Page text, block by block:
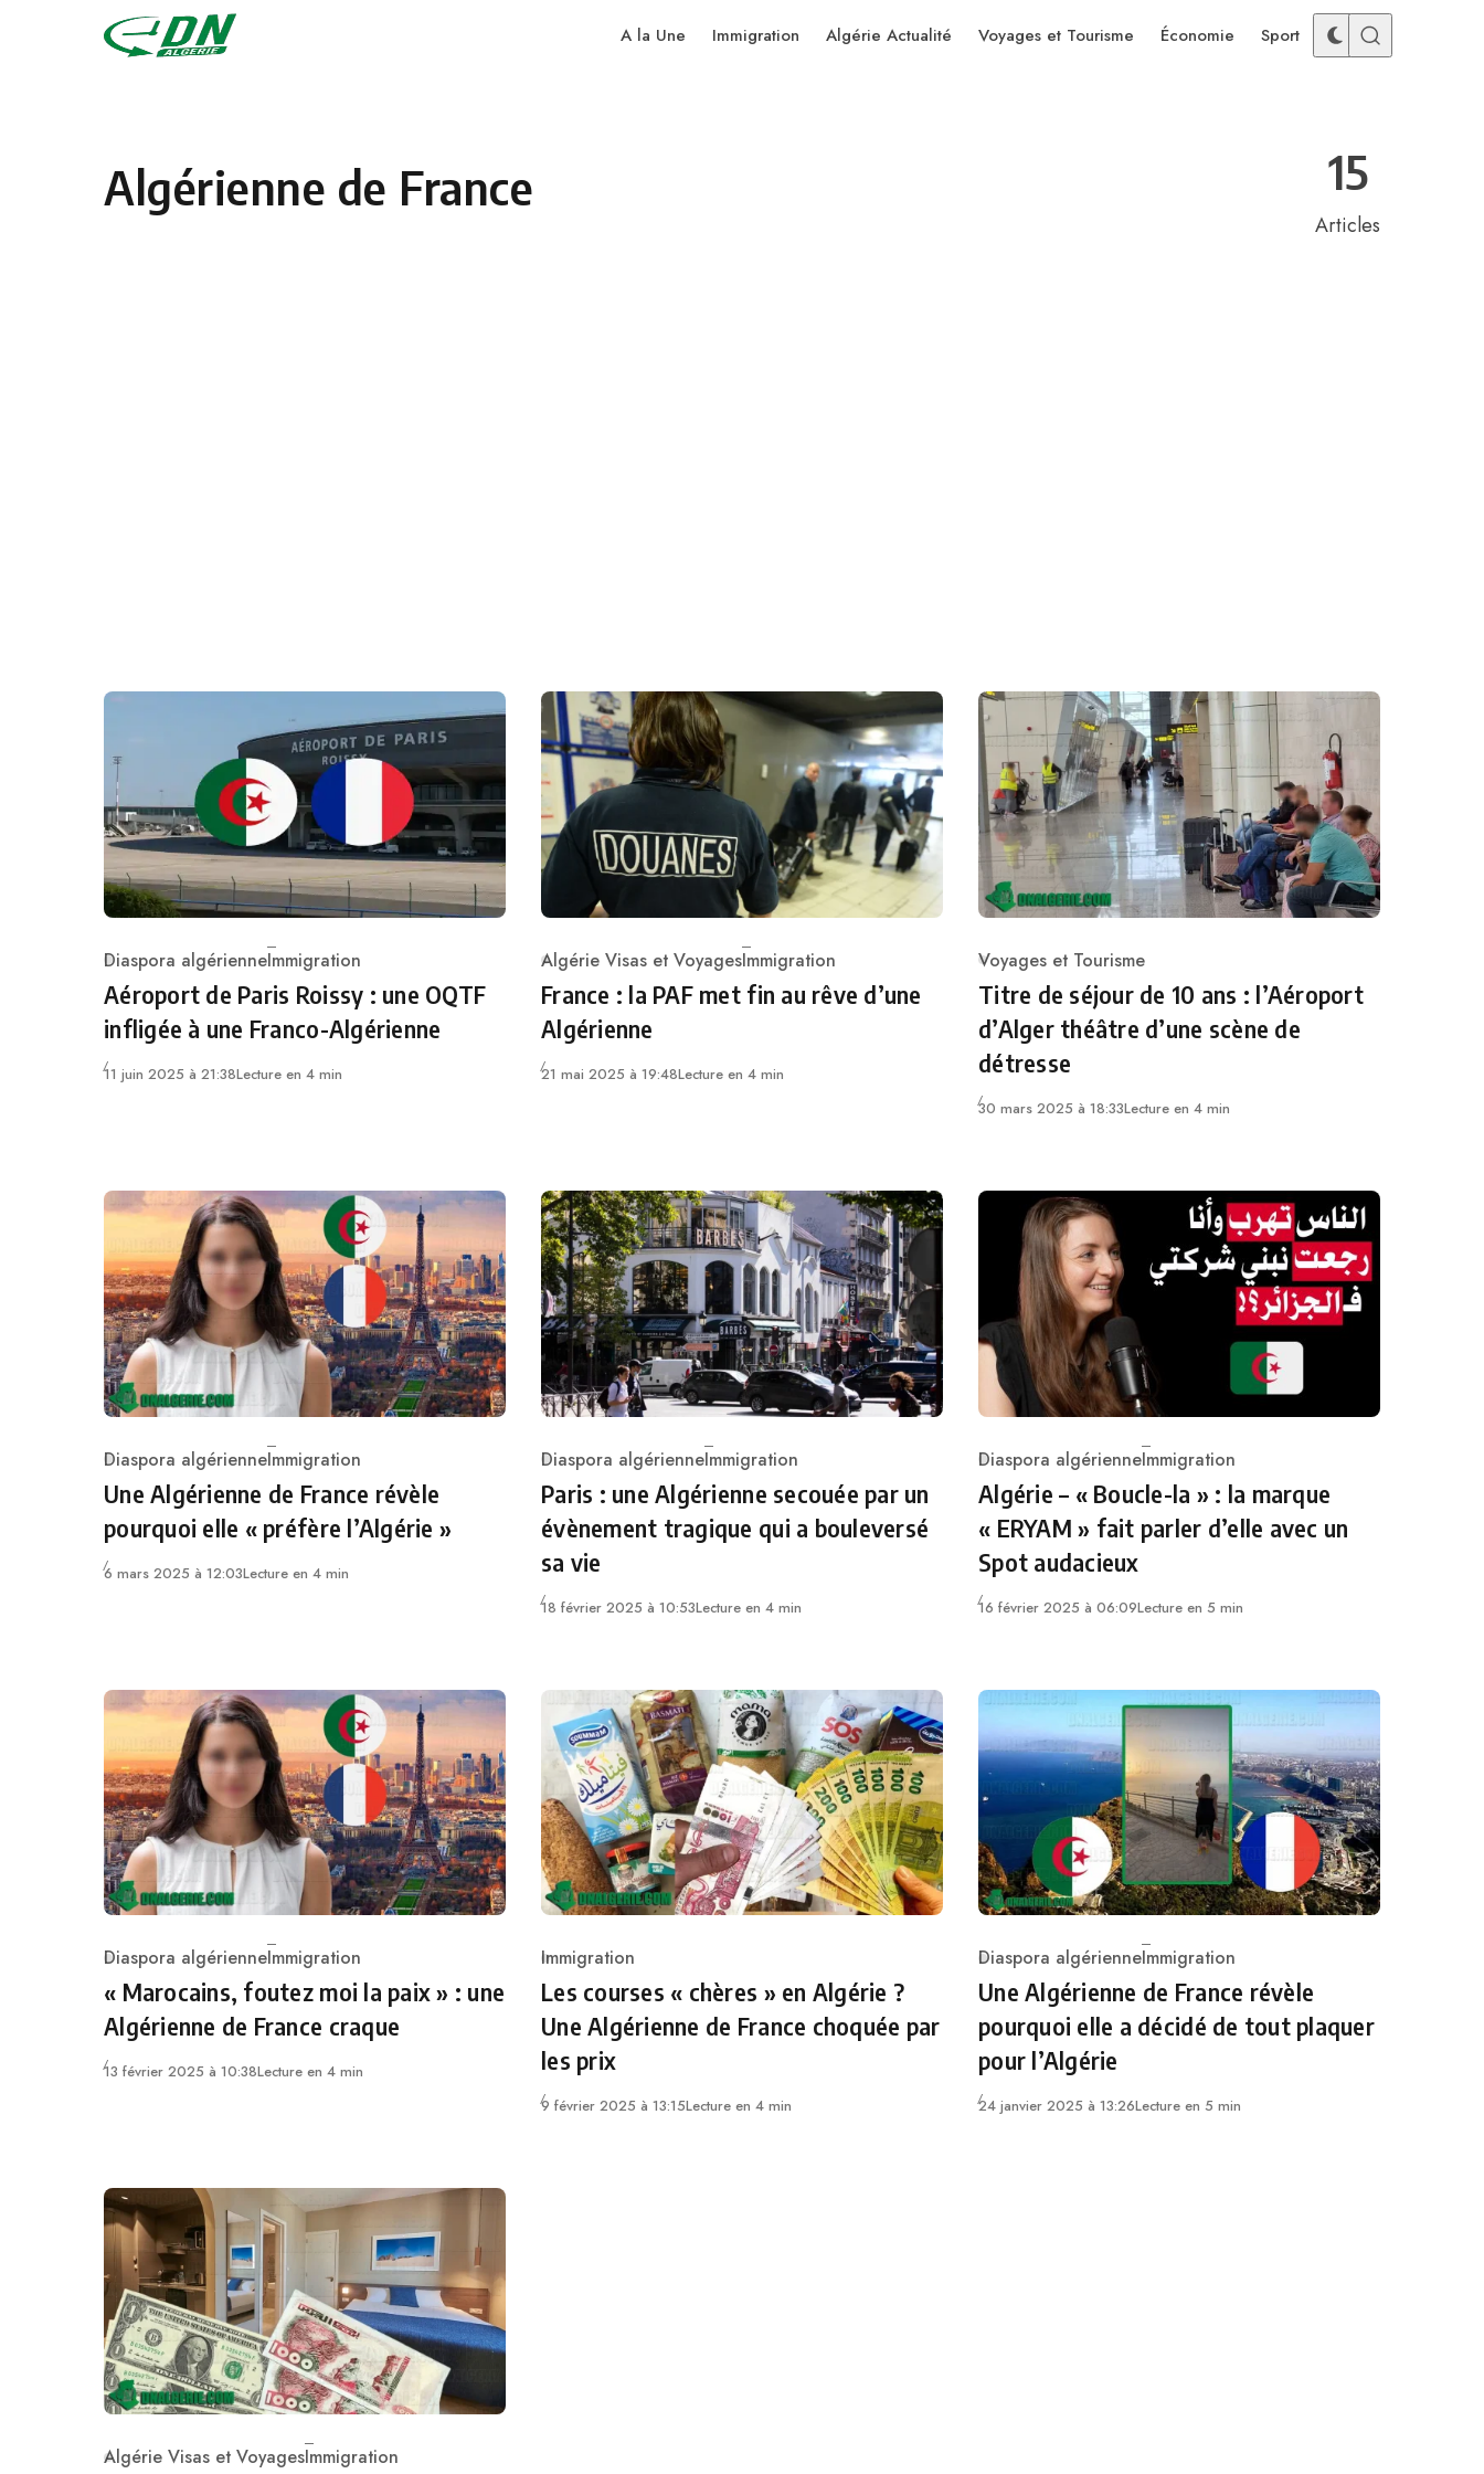
Skip to content
A la Une Immigration Algérie Actualité Voyages et Tourisme Économie Sport
Algérienne de France 15
Articles
Category
Diaspora algérienneImmigration
Aéroport de Paris Roissy : une OQTF
infligée à une Franco-Algérienne
11 juin 2025 à 21:38Lecture en 4 min
Category
Algérie Visas et VoyagesImmigration
France : la PAF met fin au rêve d’une
Algérienne
21 mai 2025 à 19:48Lecture en 4 min
Category
Voyages et Tourisme
Titre de séjour de 10 ans : l’Aéroport
d’Alger théâtre d’une scène de
détresse
30 mars 2025 à 18:33Lecture en 4 min
Category
Diaspora algérienneImmigration
Une Algérienne de France révèle
pourquoi elle « préfère l’Algérie »
6 mars 2025 à 12:03Lecture en 4 min
Category
Diaspora algérienneImmigration
Paris : une Algérienne secouée par un
évènement tragique qui a bouleversé
sa vie
18 février 2025 à 10:53Lecture en 4 min
Category
Diaspora algérienneImmigration
Algérie – « Boucle-la » : la marque
« ERYAM » fait parler d’elle avec un
Spot audacieux
16 février 2025 à 06:09Lecture en 5 min
Category
Diaspora algérienneImmigration
« Marocains, foutez moi la paix » : une
Algérienne de France craque
13 février 2025 à 10:38Lecture en 4 min
Category
Immigration
Les courses « chères » en Algérie ?
Une Algérienne de France choquée par
les prix
9 février 2025 à 13:15Lecture en 4 min
Category
Diaspora algérienneImmigration
Une Algérienne de France révèle
pourquoi elle a décidé de tout plaquer
pour l’Algérie
24 janvier 2025 à 13:26Lecture en 5 min
Algérie Visas et VoyagesImmigration